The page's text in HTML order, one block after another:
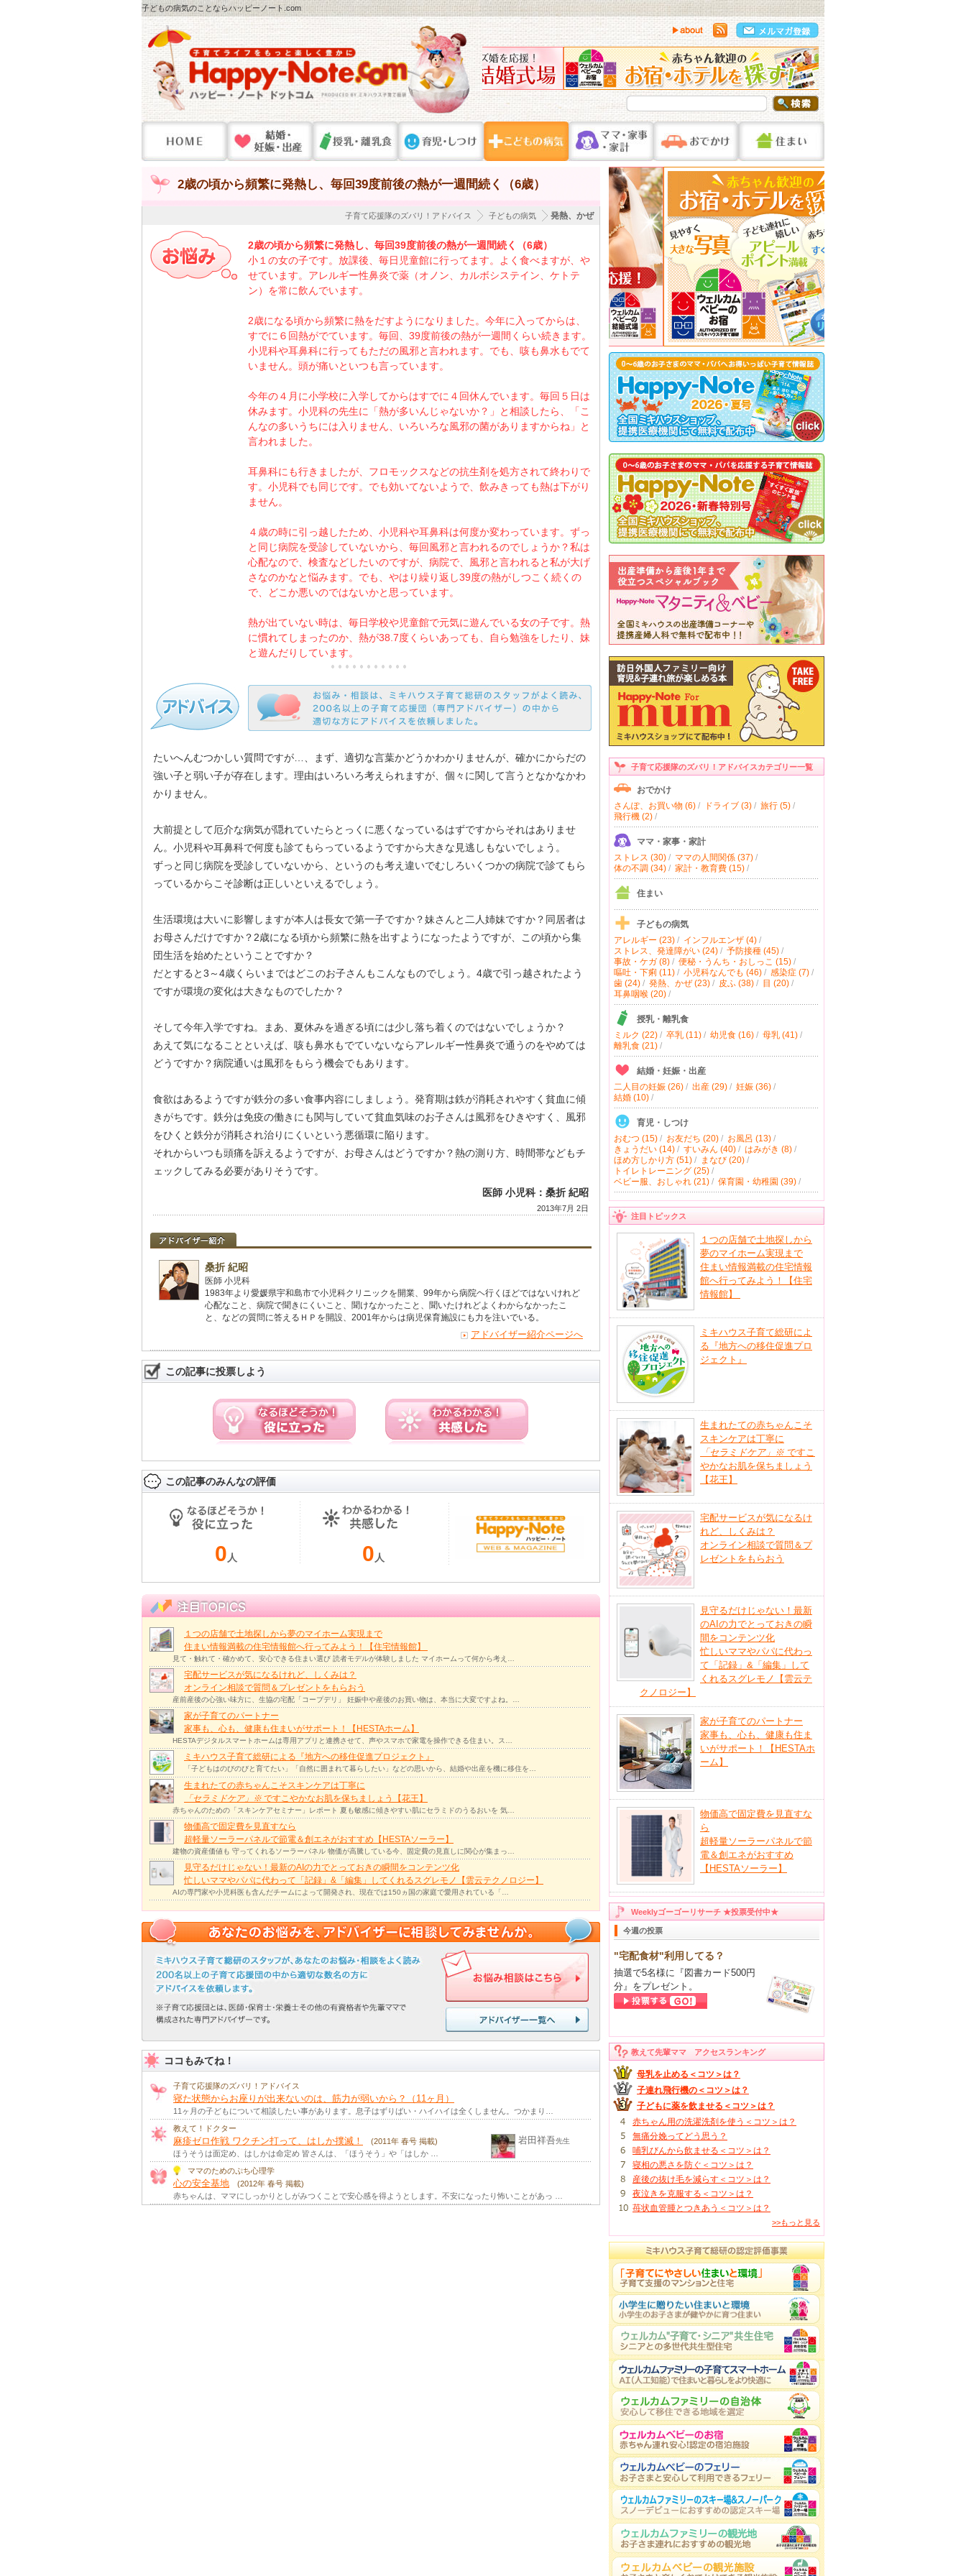
子どもの病気のことならハッピーノート.com
2歳の頃から頻繁に発熱し、毎回39度前後の熱が一週間続く（6歳）
発熱、かぜ
子どもの病気
子育て応援隊のズバリ！アドバイス
2歳の頃から頻繁に発熱し、毎回39度前後の熱が一週間続く（6歳）
小１の女の子です。放課後、毎日児童館に行ってます。よく食べますが、や
せています。アレルギー性鼻炎で薬（オノン、カルボシステイン、ケトテ
ン）を常に飲んでいます。
2歳になる頃から頻繁に熱をだすようになりました。今年に入ってからは、
すでに６回熱がでています。毎回、39度前後の熱が一週間くらい続きます。
小児科や耳鼻科に行ってもただの風邪と言われます。でも、咳も鼻水もでて
いません。頭が痛いといつも言っています。
今年の４月に小学校に入学してからはすでに４回休んでいます。毎回５日は
休みます。小児科の先生に「熱が多いんじゃないか？」と相談したら、「こ
んなの多いうちには入りません、いろいろな風邪の菌がありますからね」と
言われました。
耳鼻科にも行きましたが、フロモックスなどの抗生剤を処方されて終わりで
す。小児科でも同じです。でも効いてないようで、飲みきっても熱は下がり
ません。
４歳の時に引っ越したため、小児科や耳鼻科は何度か変わっています。ずっ
と同じ病院を受診していないから、毎回風邪と言われるのでしょうか？私は
心配なので、検査などしたいのですが、病院で、風邪と言われると私が大げ
さなのかなと悩みます。でも、やはり繰り返し39度の熱がしつこく続くの
で、どこか悪いのではないかと思っています。
熱が出ていない時は、毎日学校や児童館で元気に遊んでいる女の子です。熱
に慣れてしまったのか、熱が38.7度くらいあっても、自ら勉強をしたり、妹
と遊んだりしています。
たいへんむつかしい質問ですが…、まず、適切な言葉かどうかわかりませんが、確かにからだの
強い子と弱い子が存在します。理由はいろいろ考えられますが、個々に関して言うとなかなかわ
かりません。
大前提として厄介な病気が隠れていたらとっくに悪くなっているはずですからそれはありませ
ん。小児科や耳鼻科で何度も診てもらっているようですから大きな見逃しもないでしょう。
ずっと同じ病院を受診していないから、というのも考え違いでむしろいくつかの病院で診てもら
っているからこそ診断は正しいといえるでしょう。
生活環境は大いに影響しますが本人は長女で第一子ですか？妹さんと二人姉妹ですか？同居者は
お母さんだけですか？2歳になる頃から頻繁に熱を出すようになったようですが、この頃から集
団生活を始めたということですか？
だとすると3～4歳くらいまではどこのお子さんもこんなものでしょう。4歳で引っ越されたよう
ですが環境の変化は大きなものでしたか？
そして今年入学ですね。まあ、夏休みを過ぎる頃には少し落ち着くのではないでしょうか？
あえて気になることといえば、咳も鼻水もでていないならアレルギー性鼻炎で通うのをやめては
どうですか？病院通いは風邪をもらう機会でもあります。
食欲はあるようですが鉄分の多い食事内容にしましょう。発育期は鉄が消耗されやすく貧血に傾
きがちです。鉄分は免疫の働きにも関与していて貧血気味のお子さんは風邪をひきやすく、風邪
をひくと鉄分が消耗され治りにくいという悪循環に陥ります。
それからいつも頭痛を訴えるようですが、お母さんはどうですか？熱の測り方、時間帯などもチ
ェックしてみる必要がありそうです。
医師 小児科：桑折 紀昭
2013年7月 2日
桑折 紀昭
医師 小児科
1983年より愛媛県宇和島市で小児科クリニックを開業、99年から病院ヘ行くほどではないけれど
心配なこと、病院で聞きにくいこと、聞けなかったこと、聞いたけれどよくわからなかったこ
と、などの質問に答えるＨＰを開設、2001年からは病児保育施設にも力を注いでいる。
アドバイザー紹介ページへ
この記事に投票しよう
この記事のみんなの評価
0 人 0 人
１つの店舗で土地探しから夢のマイホーム実現まで
住まい情報満載の住宅情報館へ行ってみよう！【住宅情報館】
見て・触れて・確かめて、安心できる住まい選び 読者モデルが体験しました マイホームって何から考え…
宅配サービスが気になるけれど、しくみは？
オンライン相談で質問＆プレゼントをもらおう
産前産後の心強い味方に、生協の宅配「コープデリ」 妊娠中や産後のお買い物は、本当に大変ですよね。…
家が子育てのパートナー
家事も、心も、健康も住まいがサポート！【HESTAホーム】
HESTAデジタルスマートホームは専用アプリと連携させて、声やスマホで家電を操作できる住まい。ス…
ミキハウス子育て総研による『地方への移住促進プロジェクト』
「子どもはのびのびと育てたい」「自然に囲まれて暮らしたい」などの思いから、結婚や出産を機に移住を…
生まれたての赤ちゃんこそスキンケアは丁寧に
「セラミドケア」 ※ですこやかなお肌を保ちましょう【花王】
赤ちゃんのための「スキンケアセミナー」レポート 夏も敏感に傾きやすい肌にセラミドのうるおいを 気…
物価高で固定費を見直すなら
超軽量ソーラーパネルで節電＆創エネがおすすめ【HESTAソーラー】
建物の資産価値も 守ってくれるソーラーパネル 物価が高騰している今、固定費の見直しに関心が集まっ…
見守るだけじゃない！最新のAIの力でとっておきの瞬間をコンテンツ化
忙しいママやパパに代わって「記録」&「編集」してくれるスグレモノ【雲云テクノロジー】
AIの専門家や小児科医も含んだチームによって開発され、現在では150ヵ国の家庭で愛用されている「…
ココもみてね！
子育て応援隊のズバリ！アドバイス
寝た状態からお座りが出来ないのは、筋力が弱いから？（11ヶ月）
11ヶ月の子どもについて相談したい事があります。息子はずりばい・ハイハイは全くしません。つかまり…
教えて！ドクター
麻疹ゼロ作戦 ワクチン打って、はしか撲滅！
(2011年 春号 掲載)
ほうそうは面定め、はしかは命定め 皆さんは、「ほうそう」や「はしか …
岩田祥吾先生
ママのためのぷち心理学
心の安全基地
(2012年 春号 掲載)
赤ちゃんは、ママにしっかりとしがみつくことで安心感を得ようとします。不安になったり怖いことがあっ …
子育て応援隊のズバリ！アドバイスカテゴリー一覧
おでかけ
さんぽ、お買い物 (6)/ ドライブ (3)/ 旅行 (5)/
飛行機 (2)/
ママ・家事・家計
ストレス (30)/ ママの人間関係 (37)/
体の不調 (34)/ 家計・教育費 (15)/
住まい
子どもの病気
アレルギー (23)/ インフルエンザ (4)/
ストレス、発達障がい (24)/ 予防接種 (45)/
事故・ケガ (8)/ 便秘・うんち・おしっこ (15)/
嘔吐・下痢 (11)/ 小児科なんでも (46)/ 感染症 (7)/
歯 (24)/ 発熱、かぜ (23)/ 皮ふ (38)/ 目 (20)/
耳鼻咽喉 (20)/
授乳・離乳食
ミルク (22)/ 卒乳 (11)/ 幼児食 (16)/ 母乳 (41)/
離乳食 (21)/
結婚・妊娠・出産
二人目の妊娠 (26)/ 出産 (29)/ 妊娠 (36)/
結婚 (10)/
育児・しつけ
おむつ (15)/ お友だち (20)/ お風呂 (13)/
きょうだい (14)/ すいみん (40)/ はみがき (8)/
ほめ方しかり方 (51)/ まなび (20)/
トイレトレーニング (25)/
ベビー服、おしゃれ (21)/ 保育園・幼稚園 (39)/
注目トピックス
１つの店舗で土地探しから
夢のマイホーム実現まで
住まい情報満載の住宅情報
館へ行ってみよう！【住宅
情報館】
ミキハウス子育て総研によ
る『地方への移住促進プロ
ジェクト』
生まれたての赤ちゃんこそ
スキンケアは丁寧に
「セラミドケア」 ※ ですこ
やかなお肌を保ちましょう
【花王】
宅配サービスが気になるけ
れど、しくみは？
オンライン相談で質問＆プ
レゼントをもらおう
見守るだけじゃない！最新
のAIの力でとっておきの瞬
間をコンテンツ化
忙しいママやパパに代わっ
て「記録」&「編集」して
くれるスグレモノ【雲云テ
クノロジー】
家が子育てのパートナー
家事も、心も、健康も住ま
いがサポート！【HESTAホ
ーム】
物価高で固定費を見直すな
ら
超軽量ソーラーパネルで節
電＆創エネがおすすめ
【HESTAソーラー】
Weeklyゴーゴーリサーチ ★投票受付中★
今週の投票
"宅配食材"利用してる？
抽選で5名様に『図書カード500円
分』をプレゼント。
教えて先輩ママ アクセスランキング
母乳を止める＜コツ＞は？
子連れ飛行機の＜コツ＞は？
子どもに薬を飲ませる＜コツ＞は？
赤ちゃん用の洗濯洗剤を使う＜コツ＞は？
無痛分娩ってどう思う？
哺乳びんから飲ませる＜コツ＞は？
寝相の悪さを防ぐ＜コツ＞は？
産後の抜け毛を減らす＜コツ＞は？
夜泣きを克服する＜コツ＞は？
苺状血管腫とつきあう＜コツ＞は？
>>もっと見る